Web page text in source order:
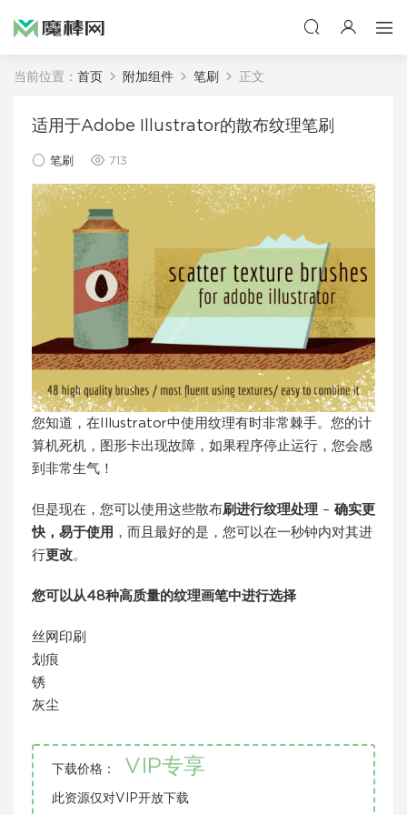
当前位置： 首页 附加组件 笔刷 正文
适用于Adobe Illustrator的散布纹理笔刷
笔刷 713
您知道，在Illustrator中使用纹理有时非常棘手。您的计
算机死机，图形卡出现故障，如果程序停止运行，您会感
到非常生气！
但是现在，您可以使用这些散布刷进行纹理处理 – 确实更
快，易于使用 ，而且最好的是，您可以在一秒钟内对其进
行更改。
您可以从48种高质量的纹理画笔中进行选择
丝网印刷
划痕
锈
灰尘
下载价格： VIP专享
此资源仅对VIP开放下载